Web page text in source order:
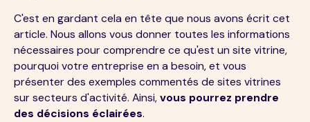
C'est en gardant cela en tête que nous avons écrit cet
article. Nous allons vous donner toutes les informations
nécessaires pour comprendre ce qu'est un site vitrine,
pourquoi votre entreprise en a besoin, et vous
présenter des exemples commentés de sites vitrines
sur secteurs d'activité. Ainsi,vous pourrez prendre
des décisions éclairées.